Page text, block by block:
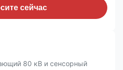
сейчас
80 кВ и сенсорный